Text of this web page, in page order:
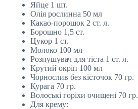
Яйце 1 шт.
Олія рослинна 50 мл
Какао-порошок 2 ст. л.
Борошно 1,5 ст.
Цукор 1 ст.
Молоко 100 мл
Розпушувач для тіста 1 ст. л.
Крутий окріп 100 мл
Чорнослив без кісточок 70 гр.
Курага 70 гр.
Волоські горіхи очищені 70 гр.
Для крему: